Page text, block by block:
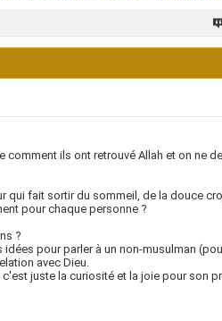
ils ont retrouvé Allah et on ne
qui fait sortir du sommeil, de la douce
pour chaque personne ?
?
pour parler à un non-musulman
avec Dieu.
juste la curiosité et la joie pour son